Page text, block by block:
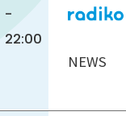
-
22:00
NEWS